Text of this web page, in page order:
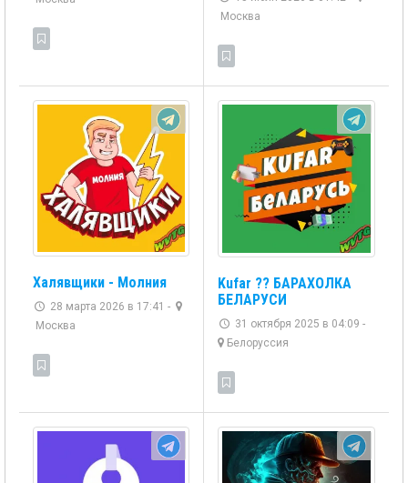
Москва
Халявщики - Молния
28 марта 2026 в 17:41 -
Москва
Kufar ?? БАРАХОЛКА
БЕЛАРУСИ
31 октября 2025 в 04:09 -
Белоруссия